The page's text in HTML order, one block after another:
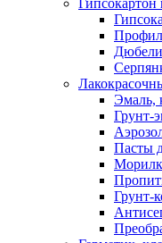
Эмаль,
Грунт-
Пасты
Грунт-